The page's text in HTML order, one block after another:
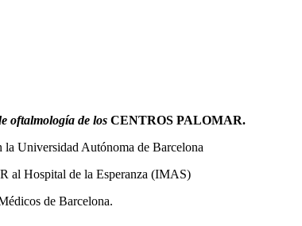
oftalmología de los CENTROS PALOMAR.
Universidad Autónoma de Barcelona
al Hospital de la Esperanza (IMAS)
de Barcelona.